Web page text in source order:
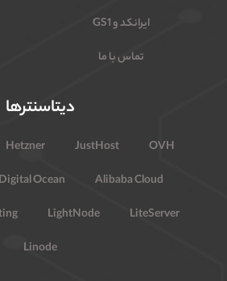
ایرانکد و GS1
تماس با ما
دیتاسنترها
Hetzner JustHost
OVH
Digital Ocean
Alibaba Cloud
LightNode
LiteServer
Linode